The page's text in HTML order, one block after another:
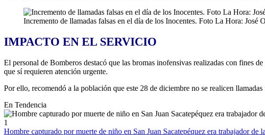
Incremento de llamadas falsas en el día de los Inocentes. Foto La Hora: José
IMPACTO EN EL SERVICIO
El personal de Bomberos destacó que las bromas inofensivas realizadas con fines
que sí requieren atención urgente.
Por ello, recomendó a la población que este 28 de diciembre no se realicen
En Tendencia
1
Hombre capturado por muerte de niño en San Juan Sacatepéquez era trabajador de